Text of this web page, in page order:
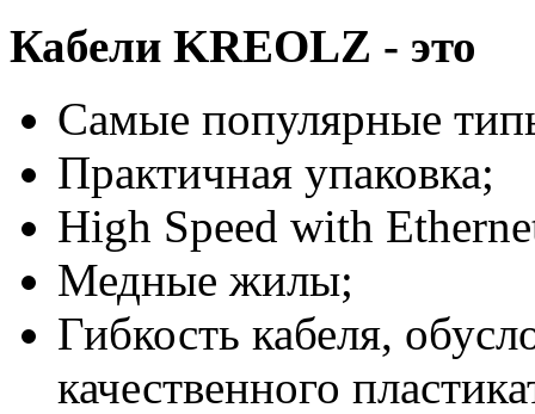
Кабели KREOLZ - это
Самые популярные
Практичная упаковка;
High Speed with
Медные жилы;
Гибкость кабеля,
качественного